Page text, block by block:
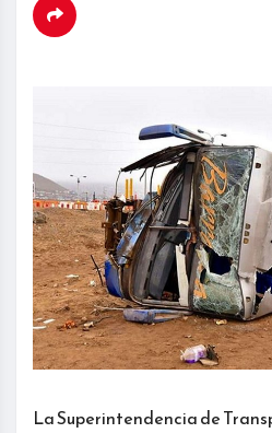
La Superintendencia de